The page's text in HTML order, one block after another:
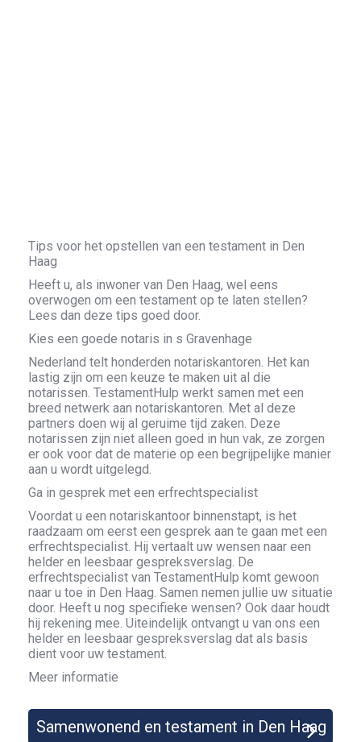
Tips voor het opstellen van een testament in Den
Haag
Heeft u, als inwoner van Den Haag, wel eens
overwogen om een testament op te laten stellen?
Lees dan deze tips goed door.
Kies een goede notaris in s Gravenhage
Nederland telt honderden notariskantoren. Het kan
lastig zijn om een keuze te maken uit al die
notarissen. TestamentHulp werkt samen met een
breed netwerk aan notariskantoren. Met al deze
partners doen wij al geruime tijd zaken. Deze
notarissen zijn niet alleen goed in hun vak, ze zorgen
er ook voor dat de materie op een begrijpelijke manier
aan u wordt uitgelegd.
Ga in gesprek met een erfrechtspecialist
Voordat u een notariskantoor binnenstapt, is het
raadzaam om eerst een gesprek aan te gaan met een
erfrechtspecialist. Hij vertaalt uw wensen naar een
helder en leesbaar gespreksverslag. De
erfrechtspecialist van TestamentHulp komt gewoon
naar u toe in Den Haag. Samen nemen jullie uw situatie
door. Heeft u nog specifieke wensen? Ook daar houdt
hij rekening mee. Uiteindelijk ontvangt u van ons een
helder en leesbaar gespreksverslag dat als basis
dient voor uw testament.
Meer informatie
Samenwonend en testament in Den Haag